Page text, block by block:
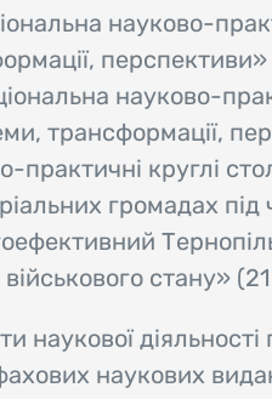
науково-
науково-
трансформації,
практичні круглі
громадах
військового стану»
наукової
наукових